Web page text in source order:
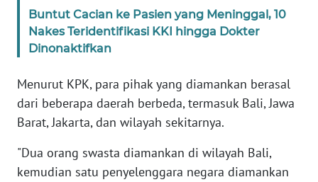
Buntut Cacian ke Pasien yang Meninggal, 10
Nakes Teridentifikasi KKI hingga Dokter
Dinonaktifkan
Menurut KPK, para pihak yang diamankan berasal
dari beberapa daerah berbeda, termasuk Bali, Jawa
Barat, Jakarta, dan wilayah sekitarnya.
"Dua orang swasta diamankan di wilayah Bali,
kemudian satu penyelenggara negara diamankan
WN
NTT
KEPRI
PAPUA